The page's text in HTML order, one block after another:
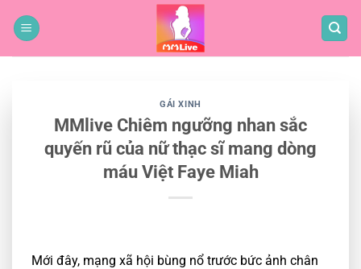
qua
GÁI XINH
MMlive Chiêm ngưỡng nhan sắc
quyến rũ của nữ thạc sĩ mang dòng
máu Việt Faye Miah
Mới đây, mạng xã hội bùng nổ trước bức ảnh chân